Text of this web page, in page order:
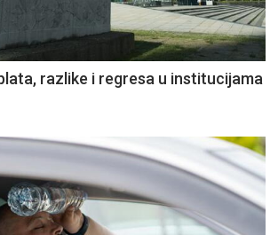
razlike i regresa u institucijama